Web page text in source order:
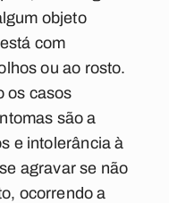
objeto
com
ou ao rosto.
os casos
são a
e intolerância à
agravar se não
ocorrendo a